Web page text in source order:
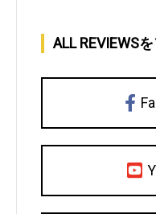
ALL REVIEWS